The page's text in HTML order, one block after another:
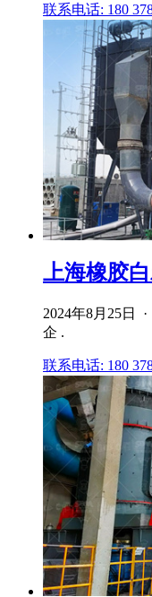
联系电话: 180
上海橡胶
2024年8月25日
企 .
联系电话: 180